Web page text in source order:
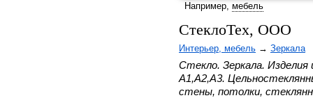
Например, мебель
СтеклоТех, ООО
Интерьер, мебель → Зеркала
Стекло. Зеркала.
А1,А2,А3.
стены, потолки,